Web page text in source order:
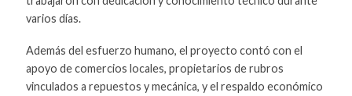
varios días.
Además del esfuerzo humano, el proyecto contó con el
apoyo de comercios locales, propietarios de rubros
vinculados a repuestos y mecánica, y el respaldo económico